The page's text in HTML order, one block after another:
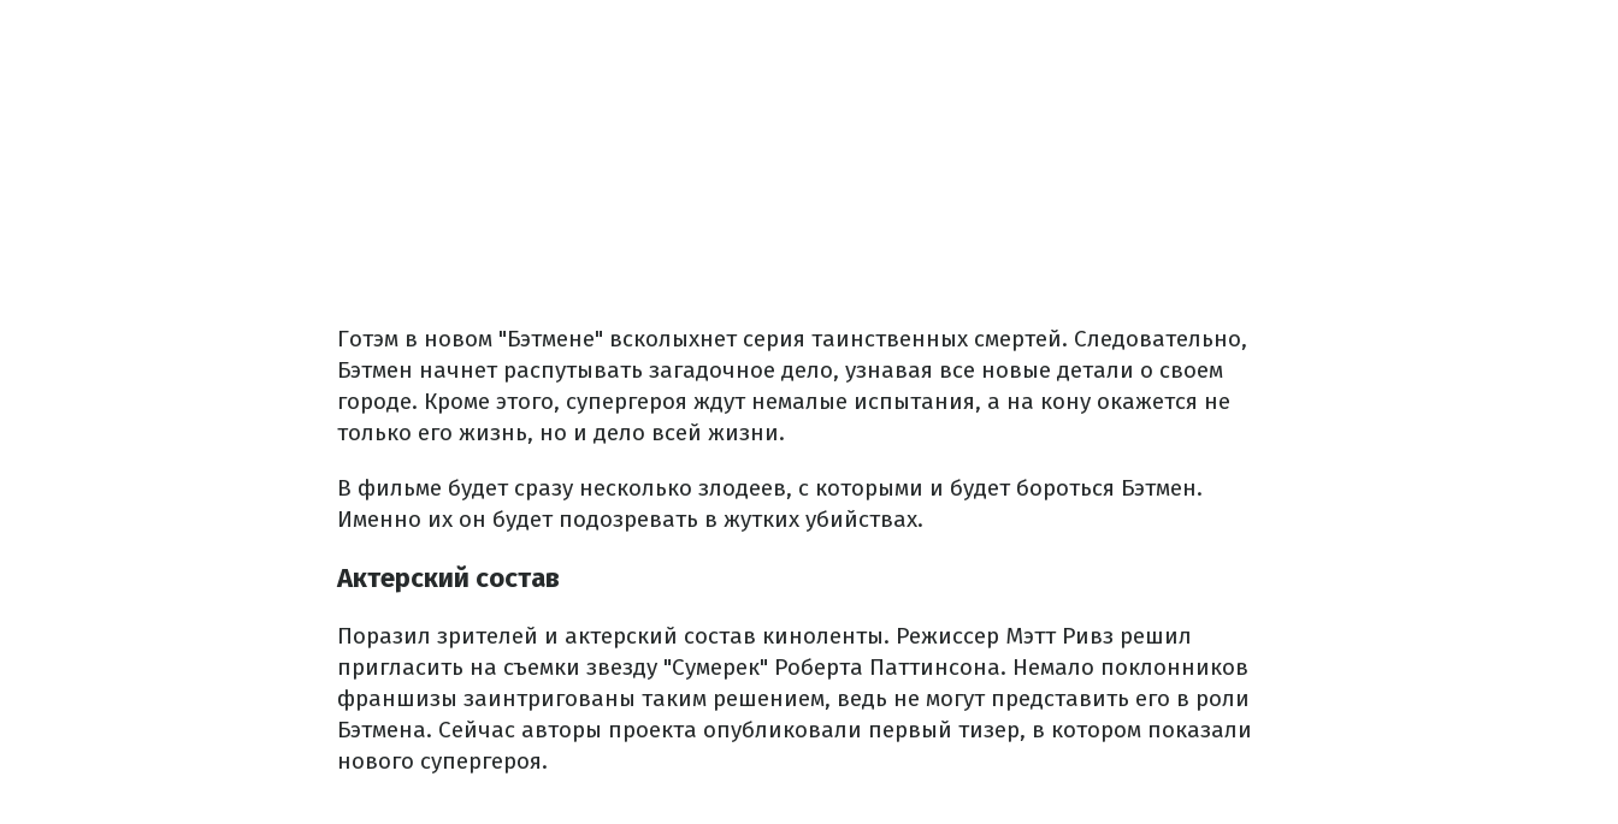
Готэм в новом "Бэтмене" всколыхнет серия таинственных смертей. Следовательно,
Бэтмен начнет распутывать загадочное дело, узнавая все новые детали о своем
городе. Кроме этого, супергероя ждут немалые испытания, а на кону окажется не
только его жизнь, но и дело всей жизни.
В фильме будет сразу несколько злодеев, с которыми и будет бороться Бэтмен.
Именно их он будет подозревать в жутких убийствах.
Актерский состав
Поразил зрителей и актерский состав киноленты. Режиссер Мэтт Ривз решил
пригласить на съемки звезду "Сумерек" Роберта Паттинсона. Немало поклонников
франшизы заинтригованы таким решением, ведь не могут представить его в роли
Бэтмена. Сейчас авторы проекта опубликовали первый тизер, в котором показали
нового супергероя.